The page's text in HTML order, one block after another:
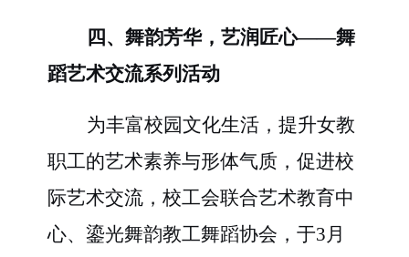
四、舞韵芳华，艺润匠心——舞
蹈艺术交流系列活动
为丰富校园文化生活，提升女教
职工的艺术素养与形体气质，促进校
际艺术交流，校工会联合艺术教育中
心、鎏光舞韵教工舞蹈协会，于3月